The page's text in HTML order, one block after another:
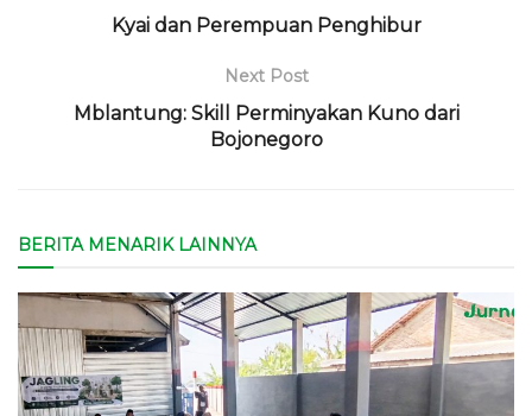
Kyai dan Perempuan Penghibur
Next Post
Mblantung: Skill Perminyakan Kuno dari
Bojonegoro
BERITA MENARIK LAINNYA